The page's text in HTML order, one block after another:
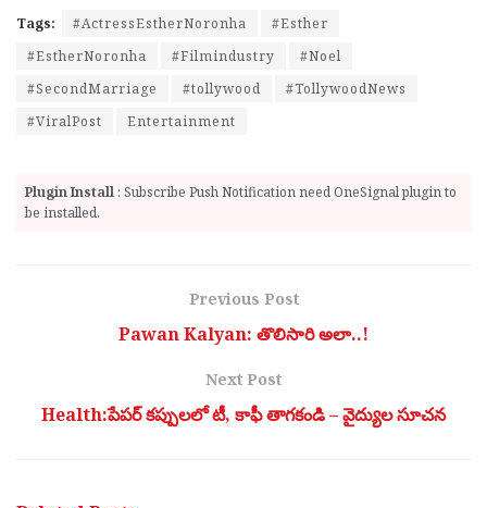
Tags: #ActressEstherNoronha
#Esther
#EstherNoronha
#Filmindustry
#Noel
#SecondMarriage
#tollywood
#TollywoodNews
#ViralPost
Entertainment
Plugin Install : Subscribe Push Notification need OneSignal plugin to
be installed.
Previous Post
Pawan Kalyan: తొలిసారి అలా..!
Next Post
Health:పేపర్ కప్పులలో టీ, కాఫీ తాగకండి – వైద్యుల సూచన